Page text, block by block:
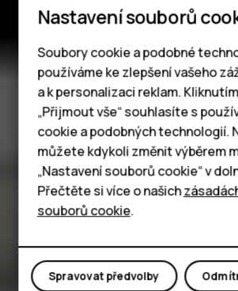
Chytré telefony
Tlačítkové
Tablety
Nastavení souborů
Soubory cookie a podobné
používáme ke zlepšení vašeho
a k personalizaci reklam.
„Přijmout vše“ souhlasíte s
cookie a podobných technologií.
můžete kdykoli změnit výběrem
„Nastavení souborů cookie“ v
Přečtěte si více o našich
souborů cookie.
Spravovat předvolby